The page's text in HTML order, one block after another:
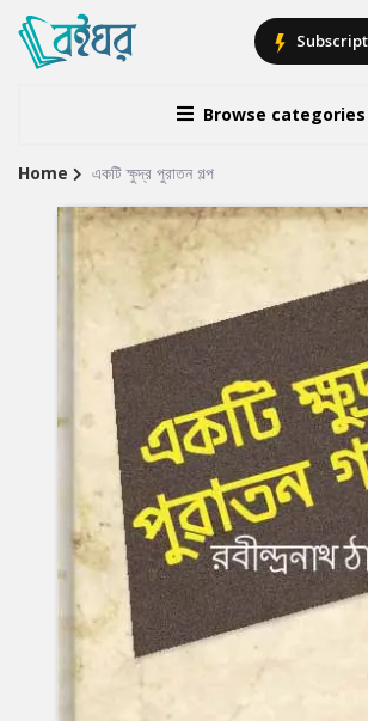
Browse categories
Site
Breadcrumb
Home একটি ক্ষুদ্র পুরাতন গল্প